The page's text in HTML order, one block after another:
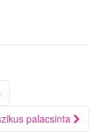
palacsinta